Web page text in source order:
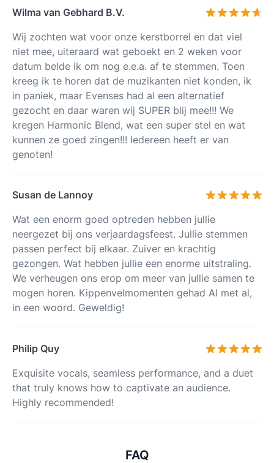
Wilma van Gebhard B.V.
Wij zochten wat voor onze kerstborrel en dat viel
niet mee, uiteraard wat geboekt en 2 weken voor
datum belde ik om nog e.e.a. af te stemmen. Toen
kreeg ik te horen dat de muzikanten niet konden, ik
in paniek, maar Evenses had al een alternatief
gezocht en daar waren wij SUPER blij mee!!! We
kregen Harmonic Blend, wat een super stel en wat
kunnen ze goed zingen!!! Iedereen heeft er van
genoten!
Susan de Lannoy
Wat een enorm goed optreden hebben jullie
neergezet bij ons verjaardagsfeest. Jullie stemmen
passen perfect bij elkaar. Zuiver en krachtig
gezongen. Wat hebben jullie een enorme uitstraling.
We verheugen ons erop om meer van jullie samen te
mogen horen. Kippenvelmomenten gehad Al met al,
in een woord. Geweldig!
Philip Quy
Exquisite vocals, seamless performance, and a duet
that truly knows how to captivate an audience.
Highly recommended!
FAQ